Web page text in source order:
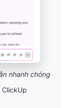
nhanh chóng